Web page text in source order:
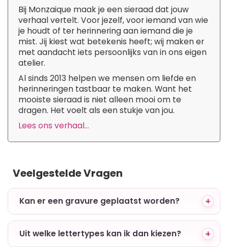
Bij Monzaique maak je een sieraad dat jouw
verhaal vertelt. Voor jezelf, voor iemand van wie
je houdt of ter herinnering aan iemand die je
mist. Jij kiest wat betekenis heeft; wij maken er
met aandacht iets persoonlijks van in ons eigen
atelier.
Al sinds 2013 helpen we mensen om liefde en
herinneringen tastbaar te maken. Want het
mooiste sieraad is niet alleen mooi om te
dragen. Het voelt als een stukje van jou.
Lees ons verhaal...
Veelgestelde Vragen
+ Kan er een gravure geplaatst worden?
+ Uit welke lettertypes kan ik dan kiezen?